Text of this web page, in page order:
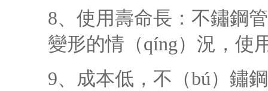
8、使用壽命長：不鏽鋼
變形的情（qíng）況，使
9、成本低，不（bú）鏽